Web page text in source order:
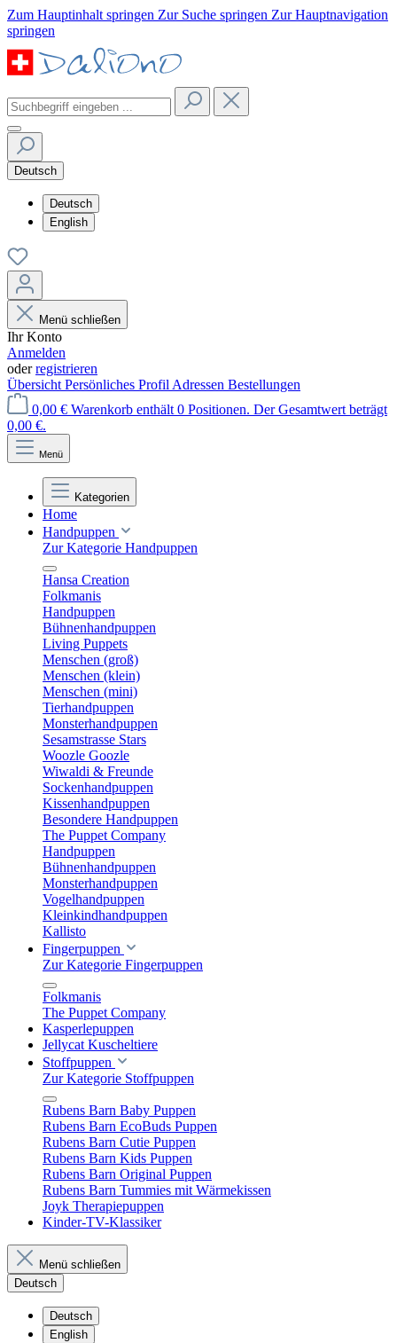
Zum Hauptinhalt springen Zur Suche springen Zur Hauptnavigation
springen
Deutsch
Deutsch
English
Menü schließen
Ihr Konto
Anmelden
oderregistrieren
Übersicht Persönliches Profil Adressen Bestellungen
0,00 € Warenkorb enthält 0 Positionen. Der Gesamtwert beträgt
0,00 €.
Menü
Kategorien
Home
Handpuppen
Zur Kategorie Handpuppen
Hansa Creation
Folkmanis
Handpuppen
Bühnenhandpuppen
Living Puppets
Menschen (groß)
Menschen (klein)
Menschen (mini)
Tierhandpuppen
Monsterhandpuppen
Sesamstrasse Stars
Woozle Goozle
Wiwaldi & Freunde
Sockenhandpuppen
Kissenhandpuppen
Besondere Handpuppen
The Puppet Company
Handpuppen
Bühnenhandpuppen
Monsterhandpuppen
Vogelhandpuppen
Kleinkindhandpuppen
Kallisto
Fingerpuppen
Zur Kategorie Fingerpuppen
Folkmanis
The Puppet Company
Kasperlepuppen
Jellycat Kuscheltiere
Stoffpuppen
Zur Kategorie Stoffpuppen
Rubens Barn Baby Puppen
Rubens Barn EcoBuds Puppen
Rubens Barn Cutie Puppen
Rubens Barn Kids Puppen
Rubens Barn Original Puppen
Rubens Barn Tummies mit Wärmekissen
Joyk Therapiepuppen
Kinder-TV-Klassiker
Menü schließen
Deutsch
Deutsch
English